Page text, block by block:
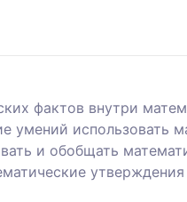
фактов внутри
умений использовать
и обобщать